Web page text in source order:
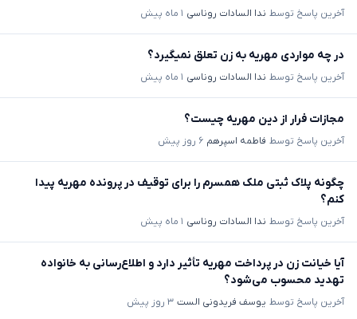
آخرین پاسخ توسط ندا السادات روناسی ۱ ماه پیش
در چه مواردی مهریه به زن تعلق نمیگیرد؟
آخرین پاسخ توسط ندا السادات روناسی ۱ ماه پیش
مجازات فرار از دین مهریه چیست؟
آخرین پاسخ توسط فاطمه اسپرهم ۶ روز پیش
چگونه پلاک ثبتی ملک همسرم را برای توقیف در پرونده مهریه پیدا
کنم؟
آخرین پاسخ توسط ندا السادات روناسی ۱ ماه پیش
آیا خیانت زن در پرداخت مهریه تأثیر دارد و اطلاع‌رسانی به خانواده
تهدید محسوب می‌شود؟
آخرین پاسخ توسط یوسف فریدونی الست ۳ روز پیش